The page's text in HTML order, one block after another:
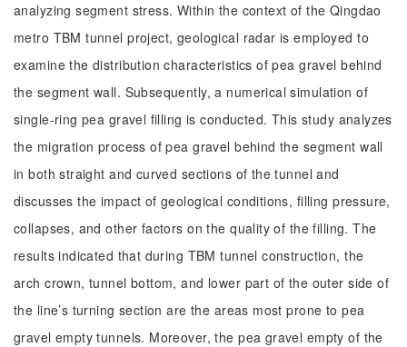
analyzing segment stress. Within the context of the Qingdao
metro TBM tunnel project, geological radar is employed to
examine the distribution characteristics of pea gravel behind
the segment wall. Subsequently, a numerical simulation of
single-ring pea gravel filling is conducted. This study analyzes
the migration process of pea gravel behind the segment wall
in both straight and curved sections of the tunnel and
discusses the impact of geological conditions, filling pressure,
collapses, and other factors on the quality of the filling. The
results indicated that during TBM tunnel construction, the
arch crown, tunnel bottom, and lower part of the outer side of
the line’s turning section are the areas most prone to pea
gravel empty tunnels. Moreover, the pea gravel empty of the